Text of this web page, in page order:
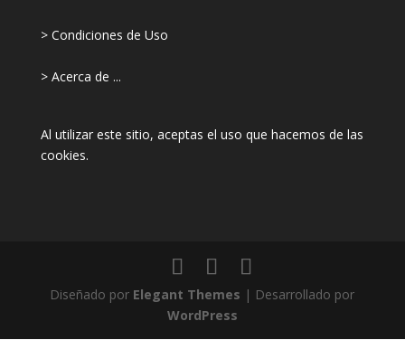
> Condiciones de Uso
> Acerca de ...
Al utilizar este sitio, aceptas el uso que hacemos de las
cookies.
Diseñado por Elegant Themes | Desarrollado por
WordPress